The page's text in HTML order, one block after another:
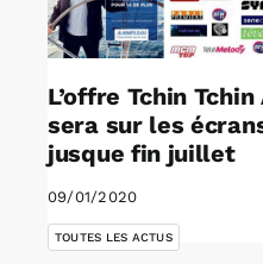
L’offre Tchin
sera sur les
jusque fin juillet
09/01/2020
TOUTES LES ACTUS